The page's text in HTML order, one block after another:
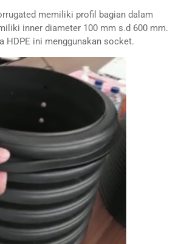
memiliki profil bagian dalam
inner diameter 100 mm s.d 600 mm.
HDPE ini menggunakan socket.